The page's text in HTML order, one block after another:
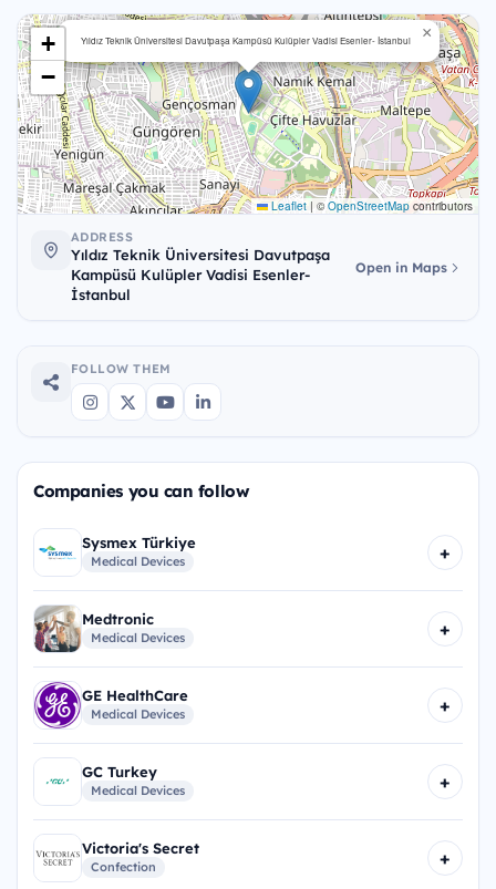
Yıldız Teknik Üniversitesi Davutpaşa Kampüsü Kulüpler Vadisi Esenler- İstanbul ×
+
−
Leaflet | ©OpenStreetMap contributors
ADDRESS
Yıldız Teknik Üniversitesi Davutpaşa
Kampüsü Kulüpler Vadisi Esenler-
İstanbul
Open in Maps
FOLLOW THEM
Companies you can follow
Sysmex Türkiye
Medical Devices +
Medtronic
Medical Devices +
GE HealthCare
Medical Devices +
GC Turkey
Medical Devices +
Victoria's Secret
Confection +